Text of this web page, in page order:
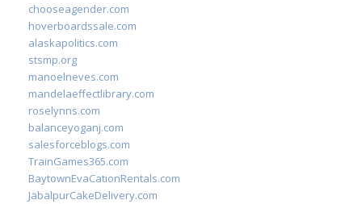
chooseagender.com
hoverboardssale.com
alaskapolitics.com
stsmp.org
manoelneves.com
mandelaeffectlibrary.com
roselynns.com
balanceyoganj.com
salesforceblogs.com
TrainGames365.com
BaytownEvaCationRentals.com
JabalpurCakeDelivery.com